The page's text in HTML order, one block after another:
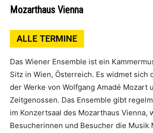
Mozarthaus Vienna
ALLE TERMINE
Das Wiener Ensemble ist ein
Sitz in Wien, Österreich. Es widmet sich
der Werke von Wolfgang Amadé Mozart
Zeitgenossen. Das Ensemble gibt
im Konzertsaal des Mozarthaus Vienna,
Besucherinnen und Besucher die Musik